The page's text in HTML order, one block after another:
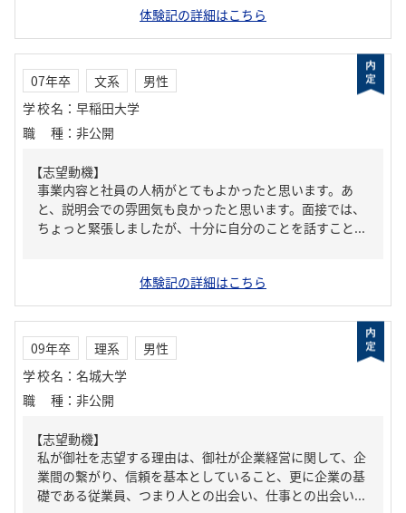
体験記の詳細はこちら
07年卒 文系
男性
学校名 ： 早稲田大学
職種 ： 非公開
【志望動機】
事業内容と社員の人柄がとてもよかったと思います。あ
と、説明会での雰囲気も良かったと思います。面接では、
ちょっと緊張しましたが、十分に自分のことを話すこと...
体験記の詳細はこちら
09年卒 理系
男性
学校名 ： 名城大学
職種 ： 非公開
【志望動機】
私が御社を志望する理由は、御社が企業経営に関して、企
業間の繋がり、信頼を基本としていること、更に企業の基
礎である従業員、つまり人との出会い、仕事との出会い...